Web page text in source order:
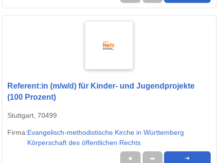
Referent:in (m/w/d) für Kinder- und Jugendprojekte
(100 Prozent)
Stuttgart, 70499
Firma:Evangelisch-methodistische Kirche in Württemberg
Körperschaft des öffentlichen Rechts
★ ➦ ➜